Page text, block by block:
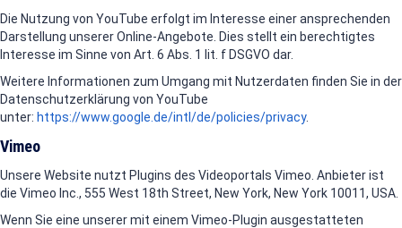
Die Nutzung von YouTube erfolgt im Interesse einer ansprechenden
Darstellung unserer Online-Angebote. Dies stellt ein berechtigtes
Interesse im Sinne von Art. 6 Abs. 1 lit. f DSGVO dar.
Weitere Informationen zum Umgang mit Nutzerdaten finden Sie in der
Datenschutzerklärung von YouTube
unter: https://www.google.de/intl/de/policies/privacy.
Vimeo
Unsere Website nutzt Plugins des Videoportals Vimeo. Anbieter ist
die Vimeo Inc., 555 West 18th Street, New York, New York 10011, USA.
Wenn Sie eine unserer mit einem Vimeo-Plugin ausgestatteten